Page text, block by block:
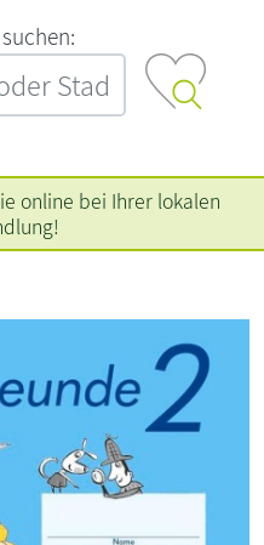
online bei Ihrer lokalen